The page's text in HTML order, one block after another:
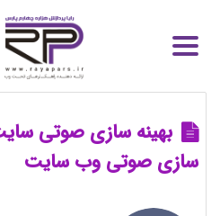
بهینه سازی صوتی
سازی صوتی وب سایت